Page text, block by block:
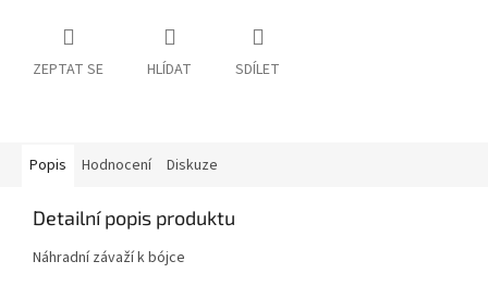
ZEPTAT SE HLÍDAT SDÍLET
Popis Hodnocení Diskuze
Detailní popis produktu
Náhradní závaží k bójce